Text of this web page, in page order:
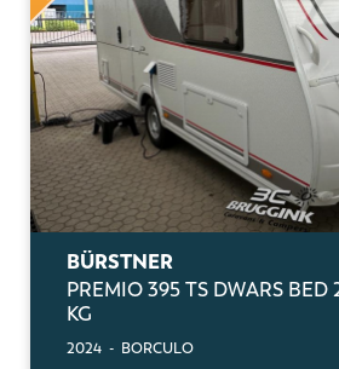
BÜRSTNER
PREMIO 395 TS DWARS BED
KG
2024 - BORCULO